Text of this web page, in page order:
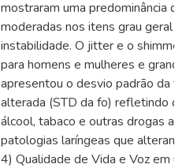
mostraram uma predominância
moderadas nos itens grau geral
instabilidade. O jitter e o
para homens e mulheres e
apresentou o desvio padrão da
alterada (STD da fo) refletindo
álcool, tabaco e outras drogas
patologias laríngeas que alteram
4) Qualidade de Vida e Voz em